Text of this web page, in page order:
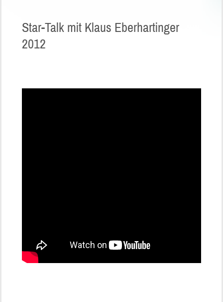
Star-Talk mit Klaus Eberhartinger
2012